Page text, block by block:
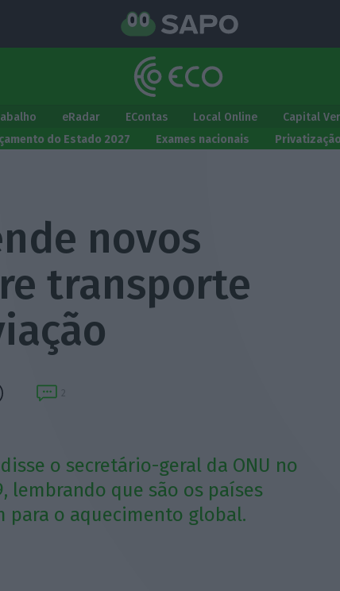
eRadar EContas Local Online Capital
do Estado 2027 Exames nacionais
novos
transporte
2
o secretário-geral da ONU no
lembrando que são os países
para o aquecimento global.